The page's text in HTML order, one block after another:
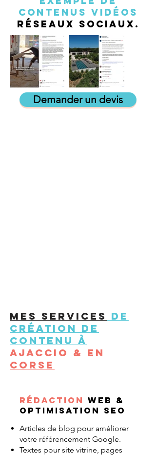
CONTENUS vidéos
réseaux sociaux.
Demander un devis
Mes services de
création de
contenu à
Ajaccio & EN
CORSE
Rédaction web &
optimisation SEO
Articles de blog pour améliorer
votre référencement Google.
Textes pour site vitrine, pages